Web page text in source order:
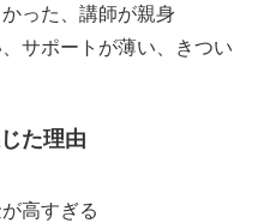
った、講師が親身
サポートが薄い、きつい
た理由
高すぎる